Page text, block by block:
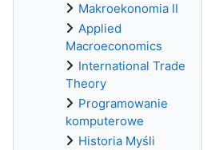
Makroekonomia II
Applied
Macroeconomics
International Trade
Theory
Programowanie
komputerowe
Historia Myśli